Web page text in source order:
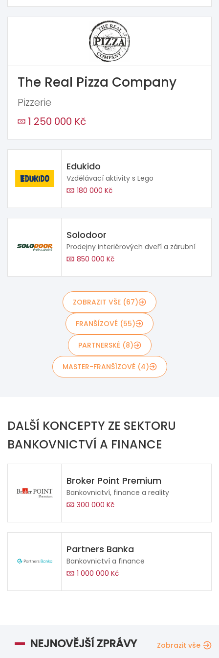
The Real Pizza Company
Pizzerie
1 250 000 Kč
Edukido
Vzdělávací aktivity s Lego
180 000 Kč
Solodoor
Prodejny interiérových dveří a zárubní
850 000 Kč
ZOBRAZIT VŠE (67)
FRANŠÍZOVÉ (55)
PARTNERSKÉ (8)
MASTER-FRANŠÍZOVÉ (4)
DALŠÍ KONCEPTY ZE SEKTORU
BANKOVNICTVÍ A FINANCE
Broker Point Premium
Bankovnictví, finance a reality
300 000 Kč
Partners Banka
Bankovnictví a finance
1 000 000 Kč
NEJNOVĚJŠÍ ZPRÁVY Zobrazit vše